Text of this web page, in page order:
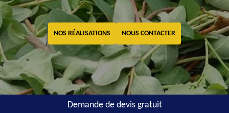
NOS RÉALISATIONS NOUS CONTACTER
Demande de devis gratuit